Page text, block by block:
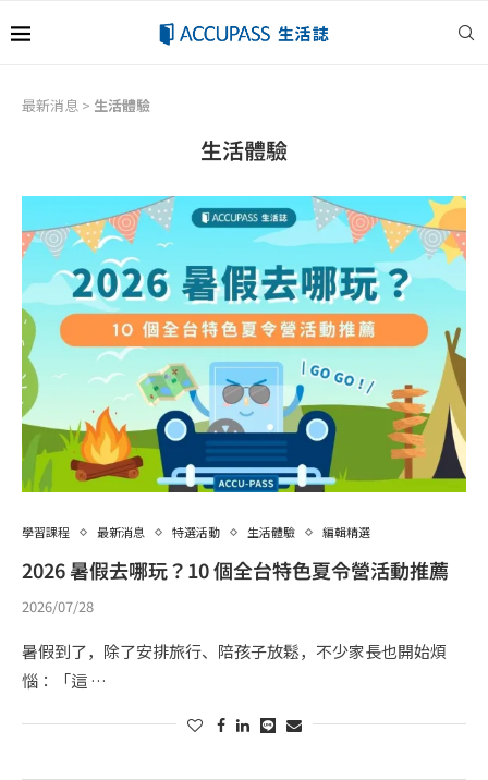
最新消息 > 生活體驗
生活體驗
學習課程 最新消息 特選活動 生活體驗 編輯精選
2026 暑假去哪玩？10 個全台特色夏令營活動推薦
2026/07/28
暑假到了，除了安排旅行、陪孩子放鬆，不少家長也開始煩
惱：「這 …